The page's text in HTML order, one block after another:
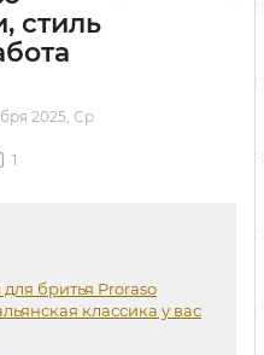
стиль
2025, Ср
1
бритья Proraso
классика у вас